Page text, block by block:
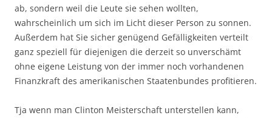
ab, sondern weil die Leute sie sehen wollten,
wahrscheinlich um sich im Licht dieser Person zu sonnen.
Außerdem hat Sie sicher genügend Gefälligkeiten verteilt
ganz speziell für diejenigen die derzeit so unverschämt
ohne eigene Leistung von der immer noch vorhandenen
Finanzkraft des amerikanischen Staatenbundes profitieren.
Tja wenn man Clinton Meisterschaft unterstellen kann,